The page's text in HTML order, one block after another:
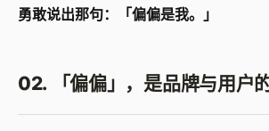
勇敢说出那句：「偏偏是我。」
02. 「偏偏」，是品牌与用户